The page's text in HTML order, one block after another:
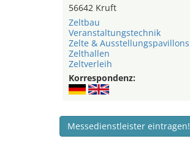
56642 Kruft
Zeltbau
Veranstaltungstechnik
Zelte & Ausstellungspavillons
Zelthallen
Zeltverleih
Korrespondenz:
Messedienstleister eintragen!